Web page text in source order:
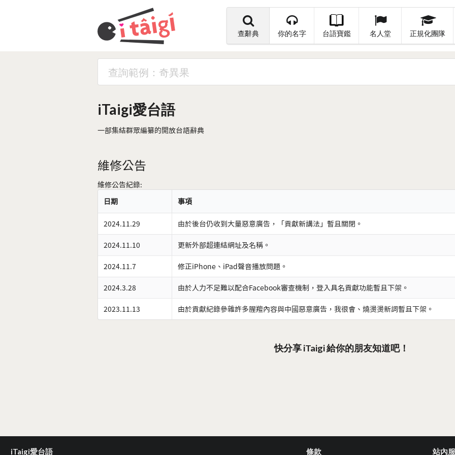
查辭典 你的名字 台語寶鑑 名人堂 正規化團隊
iTaigi愛台語
一部集結群眾編纂的開放台語辭典
維修公告
維修公告紀錄:
日期
事項
2024.11.29 由於後台仍收到大量惡意廣告，「貢獻新講法」暫且關閉。
2024.11.10 更新外部超連結網址及名稱。
2024.11.7 修正iPhone、iPad聲音播放問題。
2024.3.28 由於人力不足難以配合Facebook審查機制，登入具名貢獻功能暫且下架。
2023.11.13 由於貢獻紀錄參雜許多腥羶內容與中國惡意廣告，我很會、燒燙燙新詞暫且下架。
快分享 iTaigi 給你的朋友知道吧！
iTaigi愛台語 條款 站內